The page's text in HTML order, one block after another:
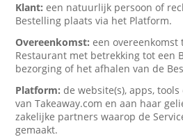
Klant:een natuurlijk persoon of
Bestelling plaats via het Platform.
Overeenkomst:een
Restaurant met betrekking tot een
bezorging of het afhalen van de
Platform:de website(s), apps,
van Takeaway.com en aan haar
zakelijke partners waarop de
gemaakt.